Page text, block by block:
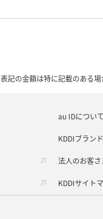
表記の金額は特に記載のある場
au IDについて
KDDIブラン
法人のお客さ
KDDIサイト